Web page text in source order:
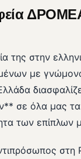
της στην
με
σε όλα μας τα
των επίπλων